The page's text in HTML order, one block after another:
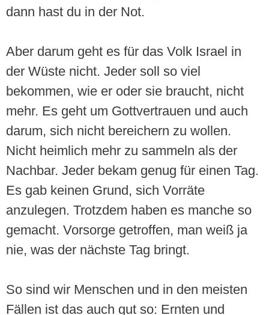
dann hast du in der Not.
Aber darum geht es für das Volk Israel in
der Wüste nicht. Jeder soll so viel
bekommen, wie er oder sie braucht, nicht
mehr. Es geht um Gottvertrauen und auch
darum, sich nicht bereichern zu wollen.
Nicht heimlich mehr zu sammeln als der
Nachbar. Jeder bekam genug für einen Tag.
Es gab keinen Grund, sich Vorräte
anzulegen. Trotzdem haben es manche so
gemacht. Vorsorge getroffen, man weiß ja
nie, was der nächste Tag bringt.
So sind wir Menschen und in den meisten
Fällen ist das auch gut so: Ernten und